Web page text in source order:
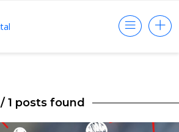
/ 1 posts found